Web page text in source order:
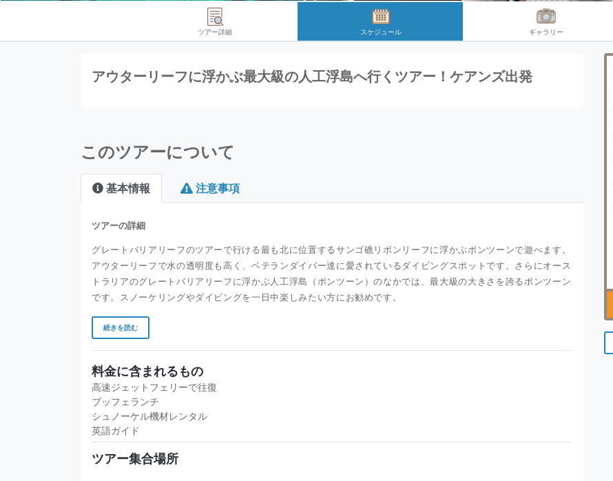
ツアー詳細 スケジュール ギャラリー
アウターリーフに浮かぶ最大級の人工浮島へ行くツアー！ケアンズ出発
このツアーについて
基本情報 注意事項
ツアーの詳細
グレートバリアリーフのツアーで行ける最も北に位置するサンゴ礁リボンリーフに浮かぶポンツーンで遊べます。
アウターリーフで水の透明度も高く、ベテランダイバー達に愛されているダイビングスポットです。さらにオース
トラリアのグレートバリアリーフに浮かぶ人工浮島（ポンツーン）のなかでは、最大級の大きさを誇るポンツーン
です。スノーケリングやダイビングを一日中楽しみたい方にお勧めです。
続きを読む
料金に含まれるもの
高速ジェットフェリーで往復
ブッフェランチ
シュノーケル機材レンタル
英語ガイド
ツアー集合場所